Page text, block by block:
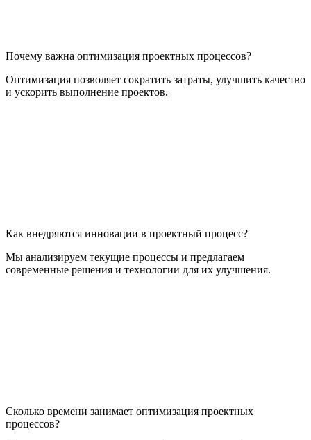
Почему важна оптимизация проектных процессов?
Оптимизация позволяет сократить затраты, улучшить качество
и ускорить выполнение проектов.
Как внедряются инновации в проектный процесс?
Мы анализируем текущие процессы и предлагаем
современные решения и технологии для их улучшения.
Сколько времени занимает оптимизация проектных
процессов?